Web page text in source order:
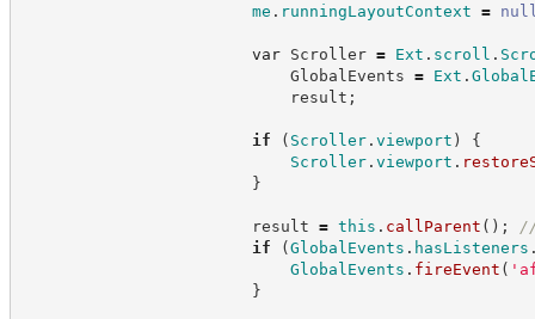
me . runningLayoutContext =
var Scroller = Ext . scroll .
GlobalEvents = Ext .
result ;
if ( Scroller. viewport )
{
Scroller. viewport .
}
result = this . callParent ( ) ;
if
(GlobalEvents . hasListeners
GlobalEvents . fireEvent ( '
}